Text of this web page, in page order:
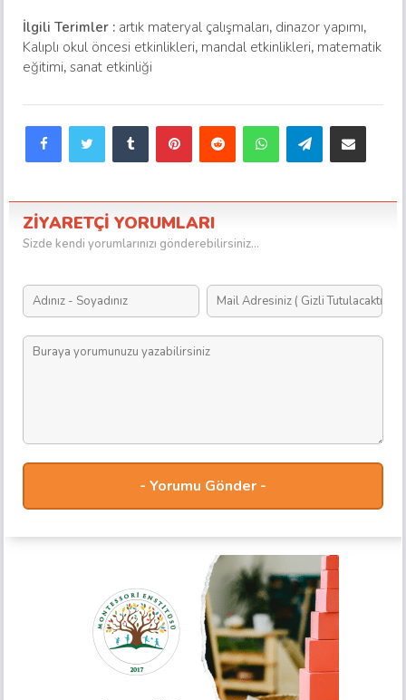
İlgili Terimler : artık materyal çalışmaları, dinazor yapımı,
Kalıplı okul öncesi etkinlikleri, mandal etkinlikleri, matematik
eğitimi,sanat etkinliği
FacebookTwitter Tumblr PinterestReddit WhatsAppTelegram
ZİYARETÇİ YORUMLARI
Sizde kendi yorumlarınızı gönderebilirsiniz...